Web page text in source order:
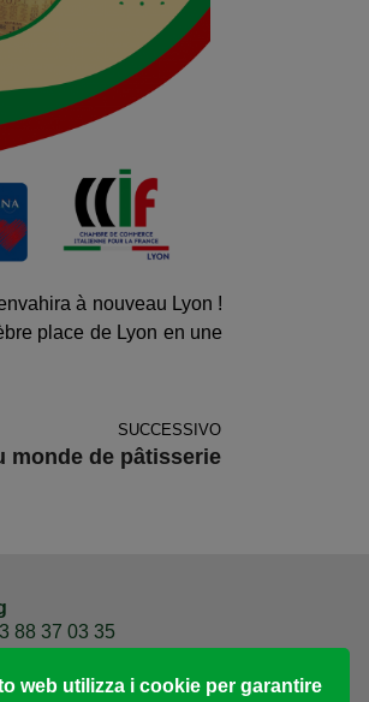
à nouveau Lyon !
place de Lyon en une
SUCCESSIVO
monde de pâtisserie
88 37 03 35
web utilizza i cookie per garantire